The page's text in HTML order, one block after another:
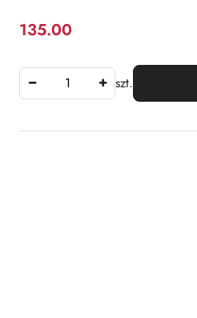
Cena:
135.00
szt.